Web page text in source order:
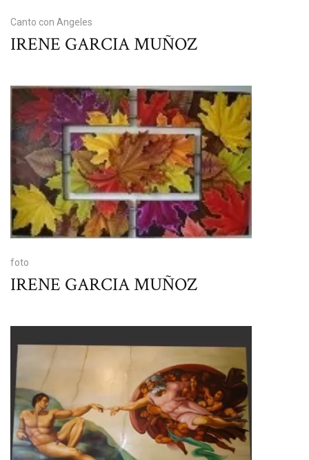
Canto con Angeles
IRENE GARCIA MUÑOZ
foto
IRENE GARCIA MUÑOZ